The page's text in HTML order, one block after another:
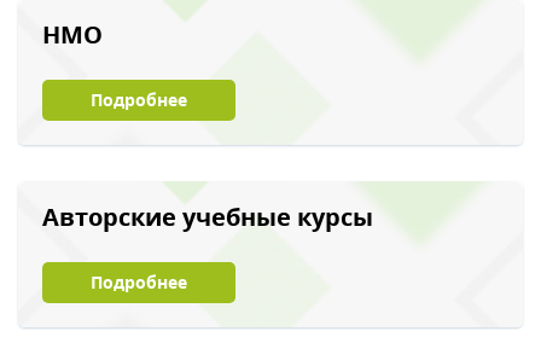
НМО
Подробнее
Авторские учебные курсы
Подробнее